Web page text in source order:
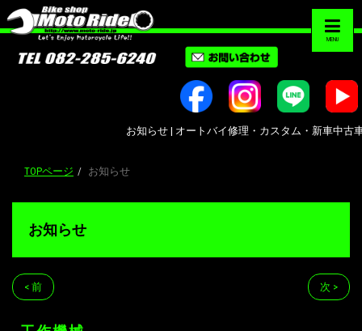
MENU
お知らせ | オートバイ修理・カスタム・新車中古車
TOPページ お知らせ
お知らせ
< 前 次 >